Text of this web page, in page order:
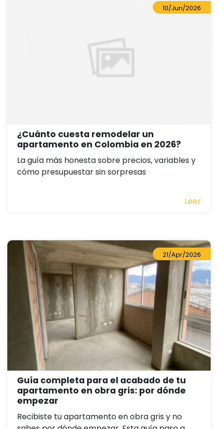
10/Jun/2026
¿Cuánto cuesta remodelar un
apartamento en Colombia en 2026?
La guía más honesta sobre precios, variables y
cómo presupuestar sin sorpresas
Leer
21/Apr/2026
Guía completa para el acabado de tu
apartamento en obra gris: por dónde
empezar
Recibiste tu apartamento en obra gris y no